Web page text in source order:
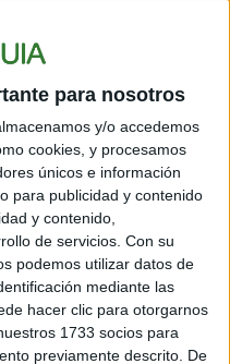
para nosotros
y/o accedemos
cookies, y procesamos
únicos e información
para publicidad y contenido
y contenido,
de servicios. Con su
podemos utilizar datos de
mediante las
hacer clic para otorgarnos
1733 socios para
previamente descrito. De
a negar o dudar
Tauro, Virgo y
muy práctico en la vida.
la frase “lo que ves es
confíen y valoren su voz
cuando sientes
en el jardín o el campo
intuitivas. Más
un profundo